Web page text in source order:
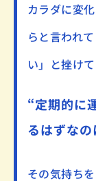
カラダに変
らと言われて
い」と挫け
“定期的に
るはずな
その気持ち